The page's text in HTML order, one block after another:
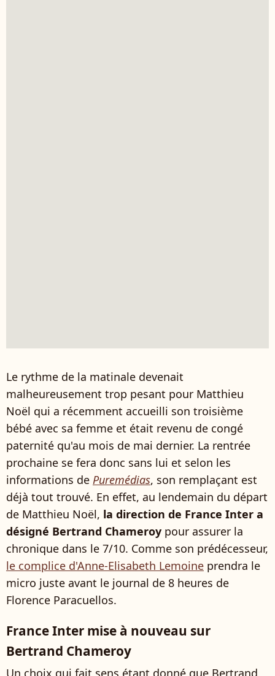
Le rythme de la matinale devenait
malheureusement trop pesant pour Matthieu
Noël qui a récemment accueilli son troisième
bébé avec sa femme et était revenu de congé
paternité qu'au mois de mai dernier. La rentrée
prochaine se fera donc sans lui et selon les
informations de Puremédias, son remplaçant est
déjà tout trouvé. En effet, au lendemain du départ
de Matthieu Noël, la direction de France Inter a
désigné Bertrand Chameroy pour assurer la
chronique dans le 7/10. Comme son prédécesseur,
le complice d'Anne-Elisabeth Lemoine prendra le
micro juste avant le journal de 8 heures de
Florence Paracuellos.
France Inter mise à nouveau sur
Bertrand Chameroy
Un choix qui fait sens étant donné que Bertrand